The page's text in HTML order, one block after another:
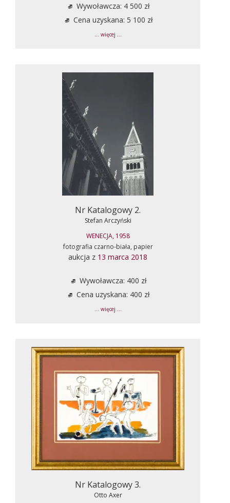
Wywoławcza: 4 500 zł
Cena uzyskana: 5 100 zł
... więcej ...
Nr Katalogowy 2.
Stefan Arczyński
WENECJA, 1958
fotografia czarno-biała, papier
aukcja z 13 marca 2018
Wywoławcza: 400 zł
Cena uzyskana: 400 zł
... więcej ...
Nr Katalogowy 3.
Otto Axer